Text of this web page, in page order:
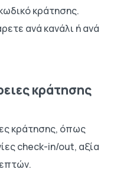
κράτησης.
ανά κανάλι ή ανά
κράτησης
κράτησης, όπως
check-in/out, αξία